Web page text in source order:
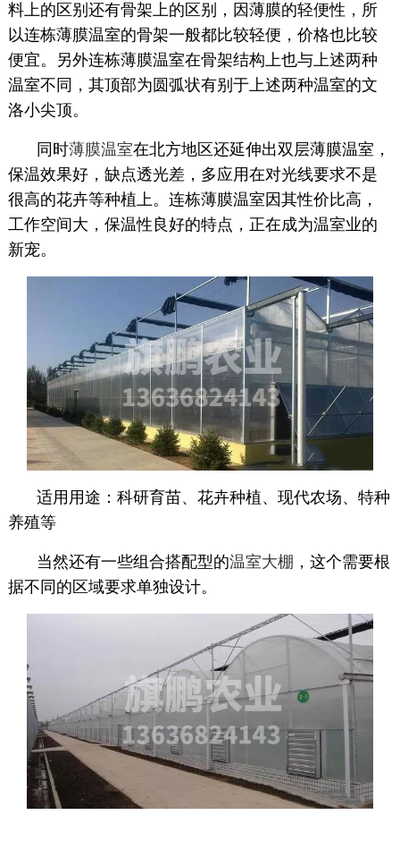
料上的区别还有骨架上的区别，因薄膜的轻便性，所
以连栋薄膜温室的骨架一般都比较轻便，价格也比较
便宜。另外连栋薄膜温室在骨架结构上也与上述两种
温室不同，其顶部为圆弧状有别于上述两种温室的文
洛小尖顶。
同时薄膜温室在北方地区还延伸出双层薄膜温室，
保温效果好，缺点透光差，多应用在对光线要求不是
很高的花卉等种植上。连栋薄膜温室因其性价比高，
工作空间大，保温性良好的特点，正在成为温室业的
新宠。
适用用途：科研育苗、花卉种植、现代农场、特种
养殖等
当然还有一些组合搭配型的温室大棚 ，这个需要根
据不同的区域要求单独设计。